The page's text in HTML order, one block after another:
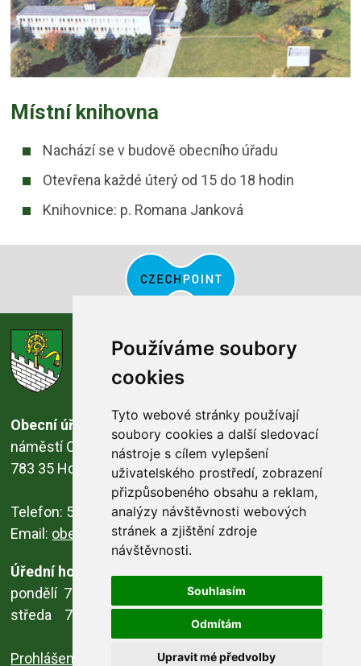
Používáme soubory
cookies
Tyto webové stránky používají
soubory cookies a další sledovací
nástroje s cílem vylepšení
uživatelského prostředí, zobrazení
přizpůsobeného obsahu a reklam,
analýzy návštěvnosti webových
stránek a zjištění zdroje
návštěvnosti.
Souhlasím
Odmítám
Upravit mé předvolby
Místní knihovna
Nachází se v budově obecního úřadu
Otevřena každé úterý od 15 do 18 hodin
Knihovnice: p. Romana Janková
obec
Horka nad Moravou
Obecní úřad
náměstí Osvobození 16/46
783 35 Horka nad Moravou
Telefon: 585 378 035, 585 378 412
Email: obec@horka.cz
Úřední hodiny
pondělí 7.00 - 12.00 13.00 - 17.00
středa 7.00 - 12.00 13.00 - 17.00
Prohlášení o přístupnosti
MUNIPOLIS
do vašeho telefonu